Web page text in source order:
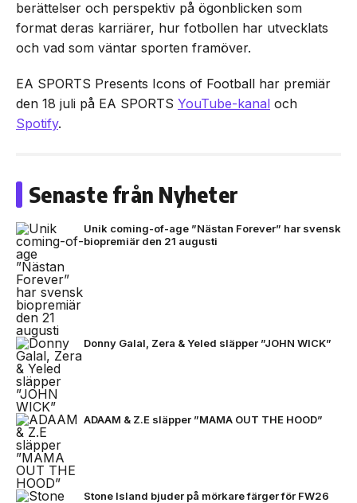
berättelser och perspektiv på ögonblicken som
format deras karriärer, hur fotbollen har utvecklats
och vad som väntar sporten framöver.
EA SPORTS Presents Icons of Football har premiär
den 18 juli på EA SPORTS YouTube-kanal och
Spotify.
Senaste från Nyheter
Unik coming-of-age ”Nästan Forever” har svensk
biopremiär den 21 augusti
Donny Galal, Zera & Yeled släpper ”JOHN WICK”
ADAAM & Z.E släpper ”MAMA OUT THE HOOD”
Stone Island bjuder på mörkare färger för FW26